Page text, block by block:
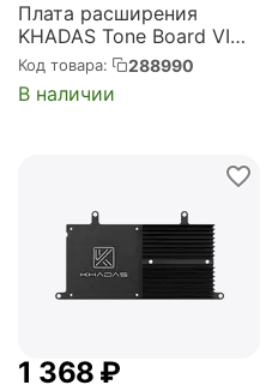
Плата расширения
KHADAS Tone Board VIMs
Edition Hi-Res Audio
Board, Hi-Fi, XMOS,
ES9038Q2M, GPIO
Код товара: 288990
В наличии
1 368 ₽